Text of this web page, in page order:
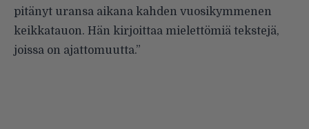
pitänyt uransa aikana kahden vuosikymmenen
keikkatauon. Hän kirjoittaa mielettömiä tekstejä,
joissa on ajattomuutta.”